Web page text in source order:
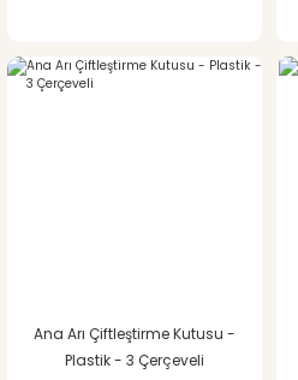
Ana Arı Çiftleştirme Kutusu -
Plastik - 3 Çerçeveli